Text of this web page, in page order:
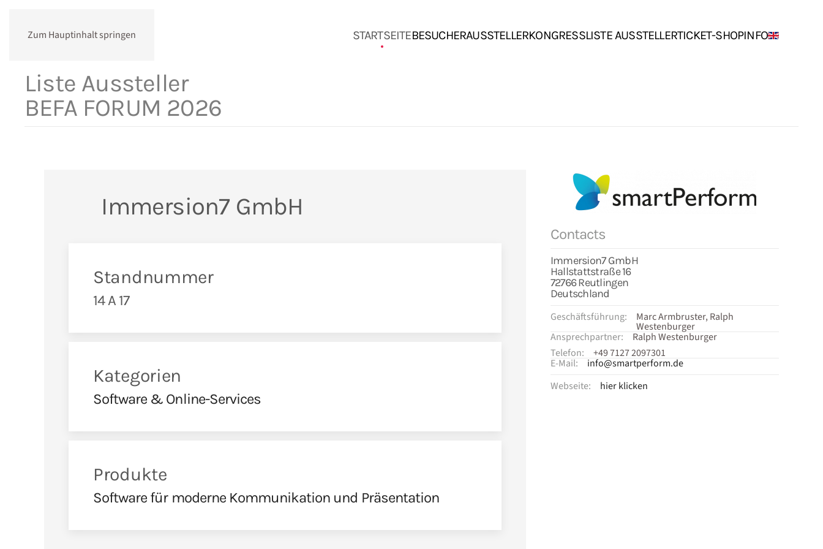
Zum Hauptinhalt springen STARTSEITEBESUCHERAUSSTELLERKONGRESSLISTE AUSSTELLERTICKET-SHOPINFO
Liste Aussteller
BEFA FORUM 2026
Immersion7 GmbH
Standnummer
14 A 17
Kategorien
Software & Online-Services
Produkte
Software für moderne Kommunikation und Präsentation
Contacts
Immersion7 GmbH
Hallstattstraße 16
72766 Reutlingen
Deutschland
Geschäftsführung:
Marc Armbruster, Ralph
Westenburger
Ansprechpartner:
Ralph Westenburger
Telefon:
+49 7127 2097301
E-Mail:
info@smartperform.de
Webseite:
hier klicken